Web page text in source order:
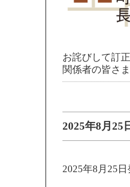
お詫びして訂
関係者の皆さ
2025年8月25
2025年8月25